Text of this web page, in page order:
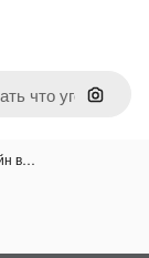
Поиск
в…